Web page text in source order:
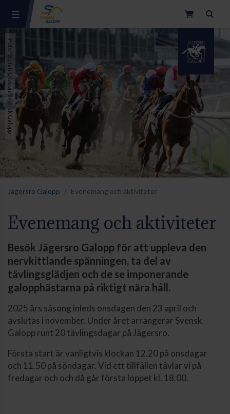
Foto: Stefan Olsson/Svensk Galopp
Jägersro Galopp Evenemang och aktiviteter
Evenemang och aktiviteter
Besök Jägersro Galopp för att uppleva den
nervkittlande spänningen, ta del av
tävlingsglädjen och de se imponerande
galopphästarna på riktigt nära håll.
2025 års säsong inleds onsdagen den 23 april och
avslutas i november. Under året arrangerar Svensk
Galopp runt 20 tävlingsdagar på Jägersro.
Första start är vanligtvis klockan 12.20 på onsdagar
och 11.50 på söndagar. Vid ett tillfällen tävlar vi på
fredagar och och då går första loppet kl. 18.00.